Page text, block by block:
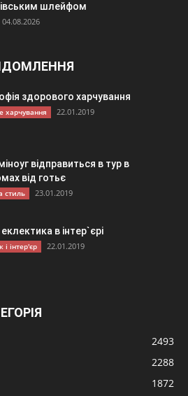
шлейфом
04.08.2026
здорового харчування
харчування 22.01.2019
відправиться в тур в
від готьє
стиль 23.01.2019
в інтер`єрі
і інтер'єр 22.01.2019
2493
2288
1872